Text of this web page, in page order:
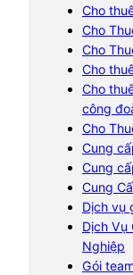
Cho
Cho
Cho
Cho
Cho
công
Cho
Cung
Cung
Cung
Dịch vụ
Dịch Vụ
Nghiệp
Gói